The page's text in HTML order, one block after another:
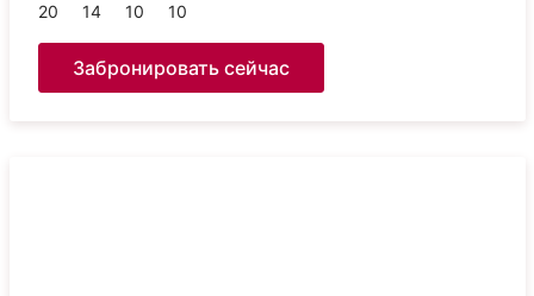
20 14 10 10
Забронировать сейчас